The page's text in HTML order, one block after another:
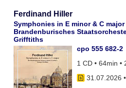
Ferdinand Hiller
Symphonies in E minor & C major
Brandenburisches
Grifftiths
cpo 555 682-2
1 CD • 64min •
31.07.2026 •